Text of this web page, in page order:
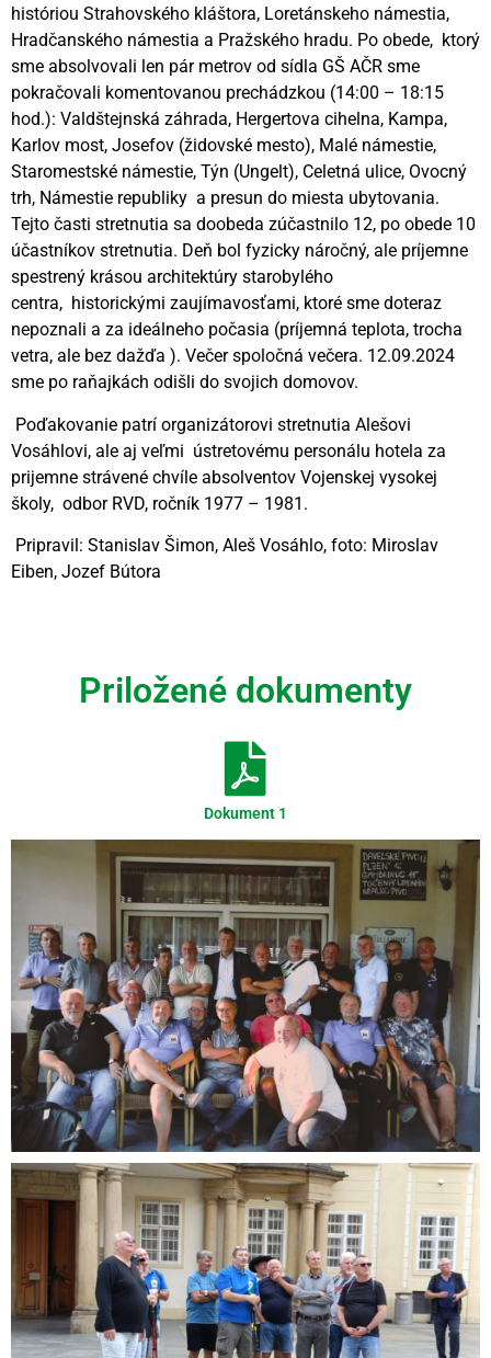
históriou Strahovského kláštora, Loretánskeho námestia,
Hradčanského námestia a Pražského hradu. Po obede, ktorý
sme absolvovali len pár metrov od sídla GŠ AČR sme
pokračovali komentovanou prechádzkou (14:00 – 18:15
hod.): Valdštejnská záhrada, Hergertova cihelna, Kampa,
Karlov most, Josefov (židovské mesto), Malé námestie,
Staromestské námestie, Týn (Ungelt), Celetná ulice, Ovocný
trh, Námestie republiky a presun do miesta ubytovania.
Tejto časti stretnutia sa doobeda zúčastnilo 12, po obede 10
účastníkov stretnutia. Deň bol fyzicky náročný, ale príjemne
spestrený krásou architektúry starobylého
centra, historickými zaujímavosťami, ktoré sme doteraz
nepoznali a za ideálneho počasia (príjemná teplota, trocha
vetra, ale bez dažďa ). Večer spoločná večera. 12.09.2024
sme po raňajkách odišli do svojich domovov.
Poďakovanie patrí organizátorovi stretnutia Alešovi
Vosáhlovi, ale aj veľmi ústretovému personálu hotela za
prijemne strávené chvíle absolventov Vojenskej vysokej
školy, odbor RVD, ročník 1977 – 1981.
Pripravil: Stanislav Šimon, Aleš Vosáhlo, foto: Miroslav
Eiben, Jozef Bútora
Priložené dokumenty
Dokument 1